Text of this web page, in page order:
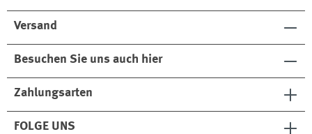
Versand
Besuchen Sie uns auch hier
Zahlungsarten
FOLGE UNS